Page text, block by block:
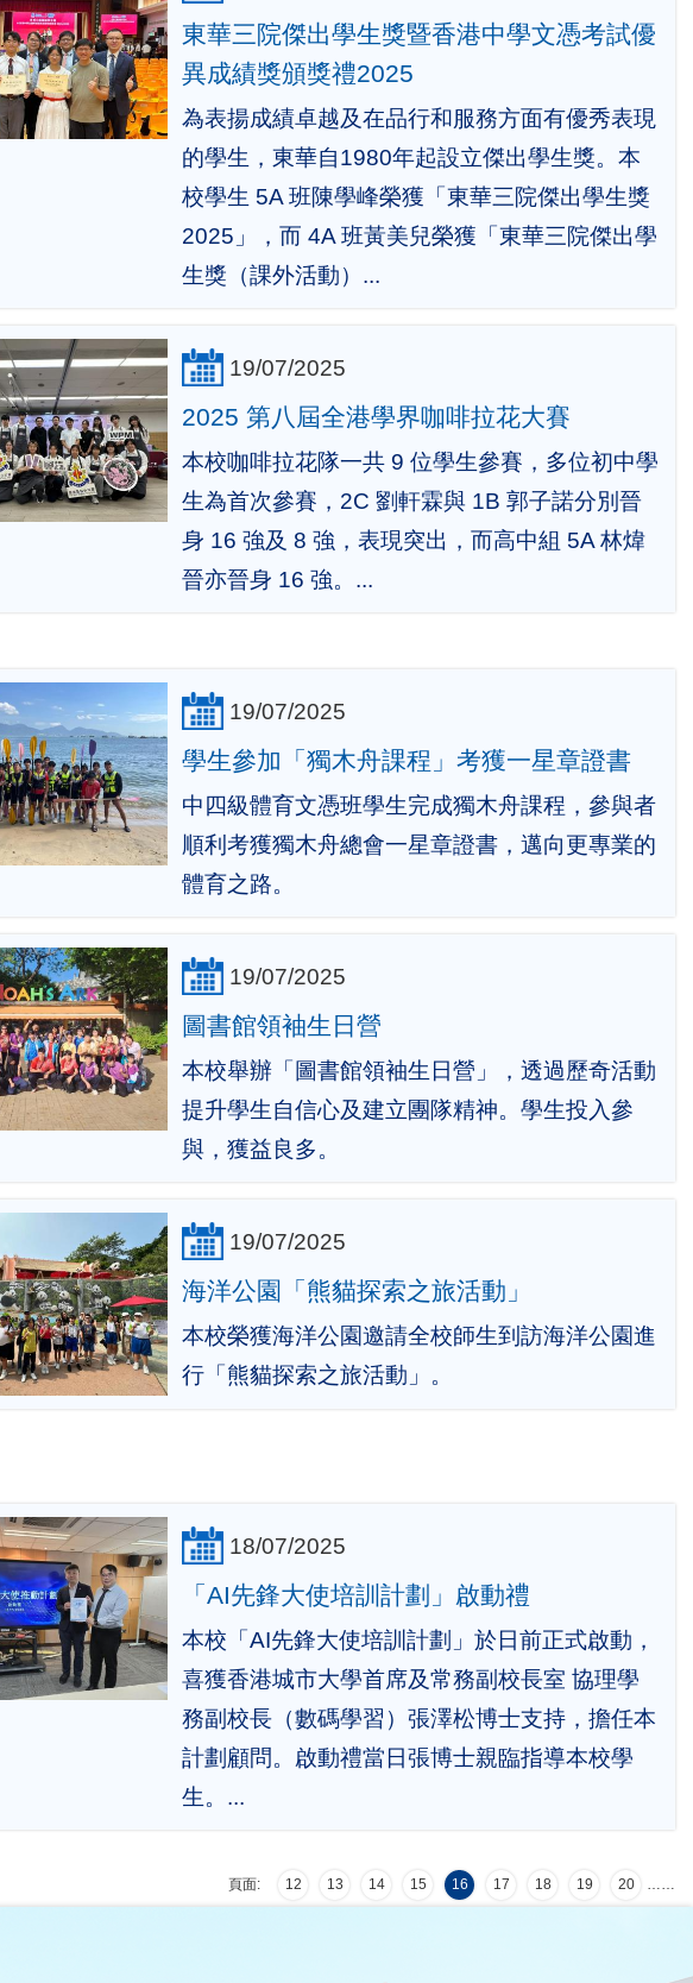
東華三院傑出學生獎暨香港中學文憑考試優
異成績獎頒獎禮2025
為表揚成績卓越及在品行和服務方面有優秀表現
的學生，東華自1980年起設立傑出學生獎。本
校學生 5A 班陳學峰榮獲「東華三院傑出學生獎
2025」，而 4A 班黃美兒榮獲「東華三院傑出學
生獎（課外活動）...
19/07/2025
2025 第八屆全港學界咖啡拉花大賽
本校咖啡拉花隊一共 9 位學生參賽，多位初中學
生為首次參賽，2C 劉軒霖與 1B 郭子諾分別晉
身 16 強及 8 強，表現突出，而高中組 5A 林煒
晉亦晉身 16 強。...
19/07/2025
學生參加「獨木舟課程」考獲一星章證書
中四級體育文憑班學生完成獨木舟課程，參與者
順利考獲獨木舟總會一星章證書，邁向更專業的
體育之路。
19/07/2025
圖書館領袖生日營
本校舉辦「圖書館領袖生日營」，透過歷奇活動
提升學生自信心及建立團隊精神。學生投入參
與，獲益良多。
19/07/2025
海洋公園「熊貓探索之旅活動」
本校榮獲海洋公園邀請全校師生到訪海洋公園進
行「熊貓探索之旅活動」。
18/07/2025
「AI先鋒大使培訓計劃」啟動禮
本校「AI先鋒大使培訓計劃」於日前正式啟動，
喜獲香港城市大學首席及常務副校長室 協理學
務副校長（數碼學習）張澤松博士支持，擔任本
計劃顧問。啟動禮當日張博士親臨指導本校學
生。...
頁面: …
12 13 14 15 16 17 18 19 20 …